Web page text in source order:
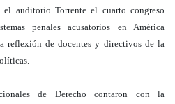
auditorio Torrente el cuarto congreso
penales acusatorios en América
reflexión de docentes y directivos de la
de Derecho contaron con la